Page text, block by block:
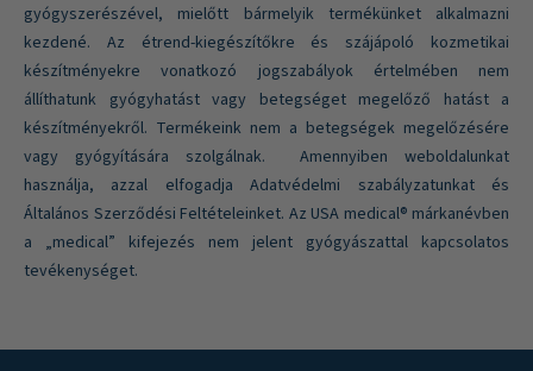
gyógyszerészével, mielőtt bármelyik termékünket alkalmazni
kezdené. Az étrend-kiegészítőkre és szájápoló kozmetikai
készítményekre vonatkozó jogszabályok értelmében nem
állíthatunk gyógyhatást vagy betegséget megelőző hatást a
készítményekről. Termékeink nem a betegségek megelőzésére
vagy gyógyítására szolgálnak. Amennyiben weboldalunkat
használja, azzal elfogadja Adatvédelmi szabályzatunkat és
Általános Szerződési Feltételeinket. Az USA medical® márkanévben
a „medical” kifejezés nem jelent gyógyászattal kapcsolatos
tevékenységet.